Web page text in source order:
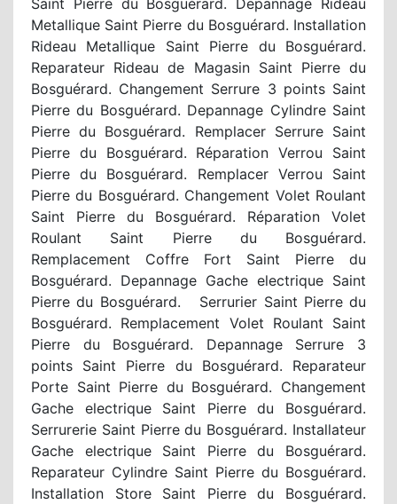
Saint Pierre du Bosguérard. Depannage Rideau
Metallique Saint Pierre du Bosguérard. Installation
Rideau Metallique Saint Pierre du Bosguérard.
Reparateur Rideau de Magasin Saint Pierre du
Bosguérard. Changement Serrure 3 points Saint
Pierre du Bosguérard. Depannage Cylindre Saint
Pierre du Bosguérard. Remplacer Serrure Saint
Pierre du Bosguérard. Réparation Verrou Saint
Pierre du Bosguérard. Remplacer Verrou Saint
Pierre du Bosguérard. Changement Volet Roulant
Saint Pierre du Bosguérard. Réparation Volet
Roulant Saint Pierre du Bosguérard.
Remplacement Coffre Fort Saint Pierre du
Bosguérard. Depannage Gache electrique Saint
Pierre du Bosguérard. Serrurier Saint Pierre du
Bosguérard. Remplacement Volet Roulant Saint
Pierre du Bosguérard. Depannage Serrure 3
points Saint Pierre du Bosguérard. Reparateur
Porte Saint Pierre du Bosguérard. Changement
Gache electrique Saint Pierre du Bosguérard.
Serrurerie Saint Pierre du Bosguérard. Installateur
Gache electrique Saint Pierre du Bosguérard.
Reparateur Cylindre Saint Pierre du Bosguérard.
Installation Store Saint Pierre du Bosguérard.